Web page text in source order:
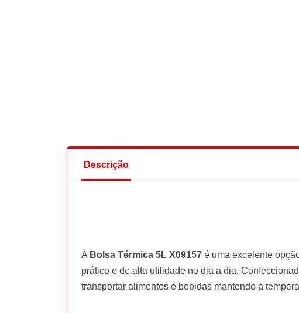
Descrição
A Bolsa Térmica 5L X09157 é uma excelente
prático e de alta utilidade no dia a dia.
transportar alimentos e bebidas mantendo a